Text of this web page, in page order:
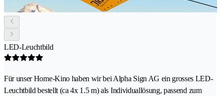
LED-Leuchtbild
Für unser Home-Kino haben wir bei Alpha Sign AG ein grosses LED-
Leuchtbild bestellt (ca 4x 1.5 m) als Individuallösung, passend zum